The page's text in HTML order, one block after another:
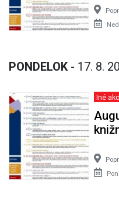
PONDELOK - 17. 8.
Iné